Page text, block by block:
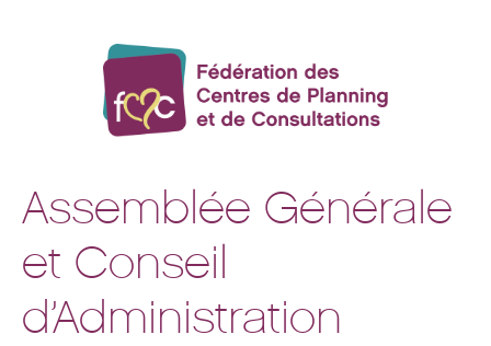
Assemblée Générale
et Conseil
d’Administration